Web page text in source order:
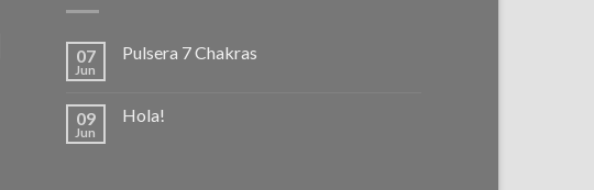
07
Jun
Pulsera 7 Chakras
09
Jun
Hola!